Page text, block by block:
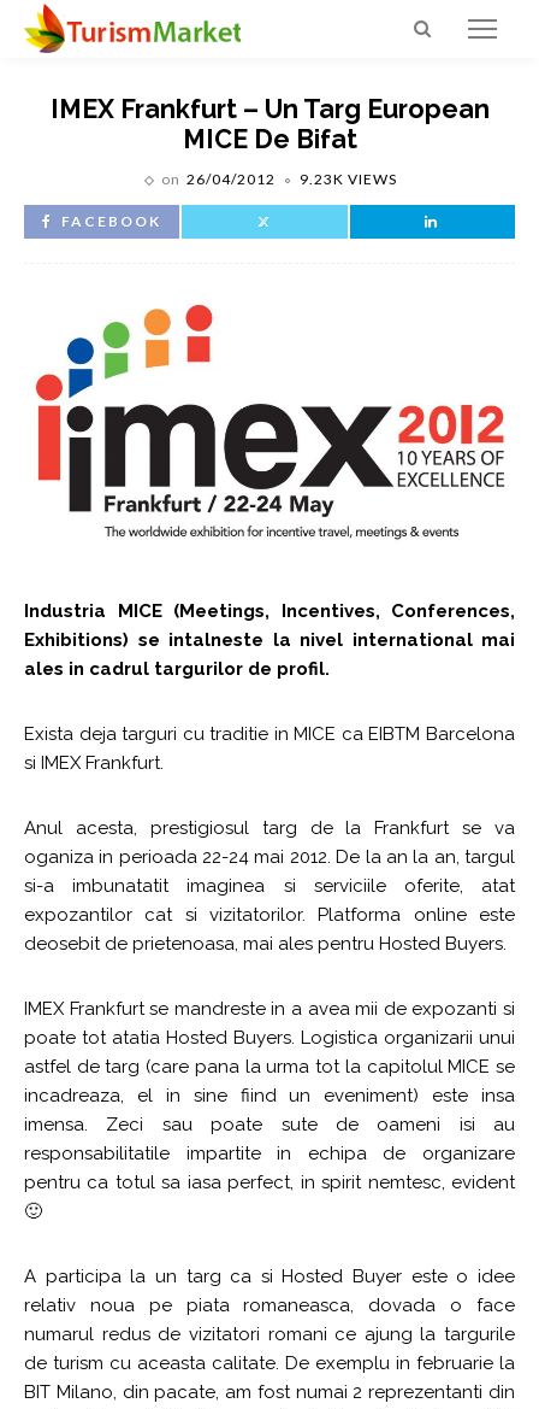
IMEX Frankfurt – Un Targ European
MICE De Bifat
on 26/04/2012 9.23K VIEWS
FACEBOOK
Industria MICE (Meetings, Incentives, Conferences,
Exhibitions) se intalneste la nivel international mai
ales in cadrul targurilor de profil.
Exista deja targuri cu traditie in MICE ca EIBTM Barcelona
si IMEX Frankfurt.
Anul acesta, prestigiosul targ de la Frankfurt se va
oganiza in perioada 22-24 mai 2012. De la an la an, targul
si-a imbunatatit imaginea si serviciile oferite, atat
expozantilor cat si vizitatorilor. Platforma online este
deosebit de prietenoasa, mai ales pentru Hosted Buyers.
IMEX Frankfurt se mandreste in a avea mii de expozanti si
poate tot atatia Hosted Buyers. Logistica organizarii unui
astfel de targ (care pana la urma tot la capitolul MICE se
incadreaza, el in sine fiind un eveniment) este insa
imensa. Zeci sau poate sute de oameni isi au
responsabilitatile impartite in echipa de organizare
pentru ca totul sa iasa perfect, in spirit nemtesc, evident
🙂
A participa la un targ ca si Hosted Buyer este o idee
relativ noua pe piata romaneasca, dovada o face
numarul redus de vizitatori romani ce ajung la targurile
de turism cu aceasta calitate. De exemplu in februarie la
BIT Milano, din pacate, am fost numai 2 reprezentanti din